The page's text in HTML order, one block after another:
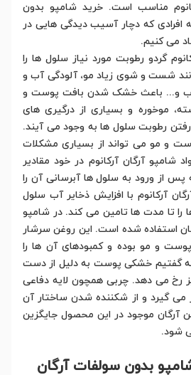
مناسب است. خرید شامپو بدون
افرادی که دچار آسیب دیدگی هایی در
می کنیم.
گردو رطوبت مورد نیاز سلول ها را
شست و شوی زیاد مو، آلودگی آب و
و... باعث خشک شدن بافت پوست و
موخوره و بسیاری از درگیری های
رطوبت سلول ها به وجود می آیند.
و مو می تواند از بسیاری مشکلات
شامپو آرگان آرکانوم در خود مقادیر
پس از ورود به سلول ها آبرسانی آن را
آرکانوم با افزایش ذخایر آب سلول
را تا مدت ها تامین می کند. در شامپو
استفاده شده است. این روغن سرشار
و مو بوده و کمبودهای آن ها را
گفتیم خشکی پوست به دلیل از دست
رخ می دهد. چربی همچون لایه دفاعی
می گیرد و از شکننده شدن ساختار آن
آرگان موجود در این محصول جایگزین
شود.
بدون سولفات آرگان